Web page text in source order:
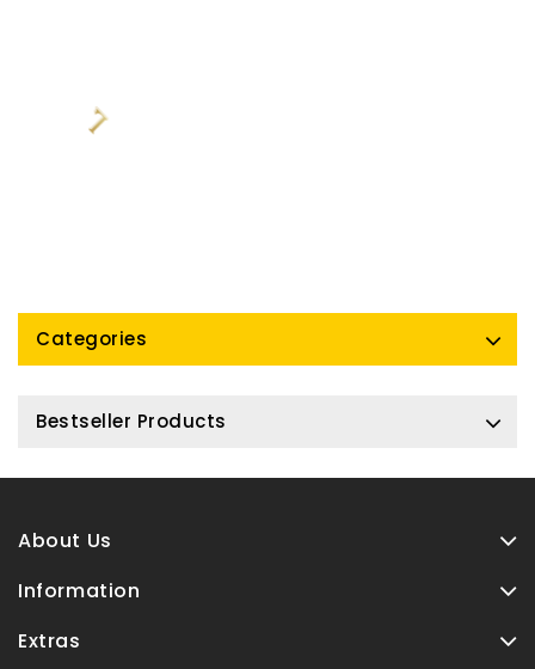
Categories
Bestseller Products
About Us
Information
Extras